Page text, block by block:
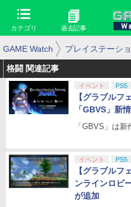
カテゴリ 過去記事
GAME Watch プレイステーシ
格闘 関連記事
イベント PS5
【グラブルフ
「GBVS」新
「GBVS」は
イベント PS5
【グラブルフ
ンラインロビ
が追加